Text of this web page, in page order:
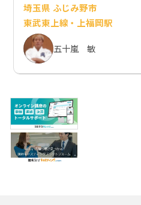
埼玉県 ふじみ野市
東武東上線・上福岡駅
五十嵐 敏